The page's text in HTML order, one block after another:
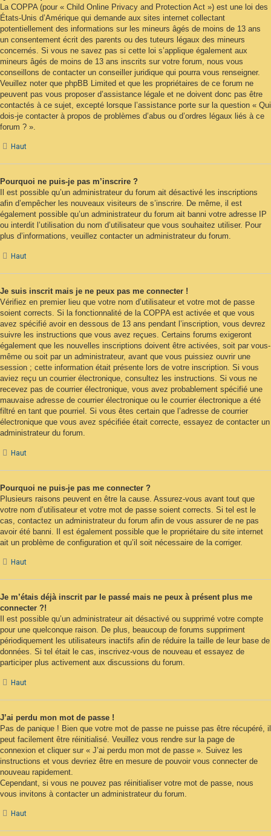
La COPPA (pour « Child Online Privacy and Protection Act ») est une loi des
États-Unis d’Amérique qui demande aux sites internet collectant
potentiellement des informations sur les mineurs âgés de moins de 13 ans
un consentement écrit des parents ou des tuteurs légaux des mineurs
concernés. Si vous ne savez pas si cette loi s’applique également aux
mineurs âgés de moins de 13 ans inscrits sur votre forum, nous vous
conseillons de contacter un conseiller juridique qui pourra vous renseigner.
Veuillez noter que phpBB Limited et que les propriétaires de ce forum ne
peuvent pas vous proposer d’assistance légale et ne doivent donc pas être
contactés à ce sujet, excepté lorsque l’assistance porte sur la question « Qui
dois-je contacter à propos de problèmes d’abus ou d’ordres légaux liés à ce
forum ? ».
Haut
Pourquoi ne puis-je pas m’inscrire ?
Il est possible qu’un administrateur du forum ait désactivé les inscriptions
afin d’empêcher les nouveaux visiteurs de s’inscrire. De même, il est
également possible qu’un administrateur du forum ait banni votre adresse IP
ou interdit l’utilisation du nom d’utilisateur que vous souhaitez utiliser. Pour
plus d’informations, veuillez contacter un administrateur du forum.
Haut
Je suis inscrit mais je ne peux pas me connecter !
Vérifiez en premier lieu que votre nom d’utilisateur et votre mot de passe
soient corrects. Si la fonctionnalité de la COPPA est activée et que vous
avez spécifié avoir en dessous de 13 ans pendant l’inscription, vous devrez
suivre les instructions que vous avez reçues. Certains forums exigeront
également que les nouvelles inscriptions doivent être activées, soit par vous-
même ou soit par un administrateur, avant que vous puissiez ouvrir une
session ; cette information était présente lors de votre inscription. Si vous
aviez reçu un courrier électronique, consultez les instructions. Si vous ne
recevez pas de courrier électronique, vous avez probablement spécifié une
mauvaise adresse de courrier électronique ou le courrier électronique a été
filtré en tant que pourriel. Si vous êtes certain que l’adresse de courrier
électronique que vous avez spécifiée était correcte, essayez de contacter un
administrateur du forum.
Haut
Pourquoi ne puis-je pas me connecter ?
Plusieurs raisons peuvent en être la cause. Assurez-vous avant tout que
votre nom d’utilisateur et votre mot de passe soient corrects. Si tel est le
cas, contactez un administrateur du forum afin de vous assurer de ne pas
avoir été banni. Il est également possible que le propriétaire du site internet
ait un problème de configuration et qu’il soit nécessaire de la corriger.
Haut
Je m’étais déjà inscrit par le passé mais ne peux à présent plus me
connecter ?!
Il est possible qu’un administrateur ait désactivé ou supprimé votre compte
pour une quelconque raison. De plus, beaucoup de forums suppriment
périodiquement les utilisateurs inactifs afin de réduire la taille de leur base de
données. Si tel était le cas, inscrivez-vous de nouveau et essayez de
participer plus activement aux discussions du forum.
Haut
J’ai perdu mon mot de passe !
Pas de panique ! Bien que votre mot de passe ne puisse pas être récupéré, il
peut facilement être réinitialisé. Veuillez vous rendre sur la page de
connexion et cliquer sur « J’ai perdu mon mot de passe ». Suivez les
instructions et vous devriez être en mesure de pouvoir vous connecter de
nouveau rapidement.
Cependant, si vous ne pouvez pas réinitialiser votre mot de passe, nous
vous invitons à contacter un administrateur du forum.
Haut